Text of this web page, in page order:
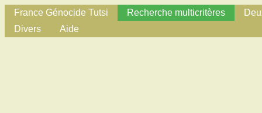
France Génocide Tutsi Recherche multicritères
Divers
Aide